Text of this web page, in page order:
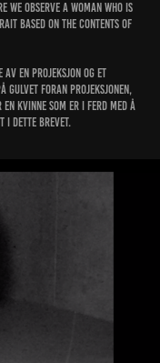
observe a woman who is
based on the contents of
av en projeksjon og et
gulvet foran projeksjonen,
kvinne som er i ferd med å
i dette brevet.